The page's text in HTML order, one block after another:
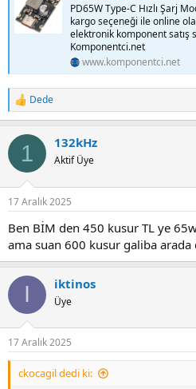
PD65W Type-C Hızlı Şarj
kargo seçeneği ile online
elektronik komponent satış
Komponentci.net
www.komponentci.net
R
e
c
i
s
Dede
1 132kHz
Aktif Üye
17 Aralık 2025
Ben BİM den 450 kusur TL ye
ama suan 600 kusur galiba
I iktinos
Üye
17 Aralık 2025
ckocagil dedi ki: